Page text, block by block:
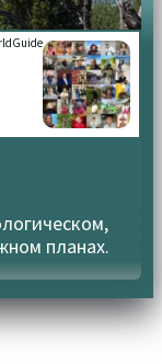
планах.